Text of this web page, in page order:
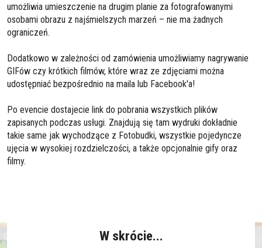
umożliwia umieszczenie na drugim planie za fotografowanymi
osobami obrazu z najśmielszych marzeń – nie ma żadnych
ograniczeń.
Dodatkowo w zależności od zamówienia umożliwiamy nagrywanie
GIFów czy krótkich filmów, które wraz ze zdjęciami można
udostępniać bezpośrednio na maila lub Facebook'a!
Po evencie dostajecie link do pobrania wszystkich plików
zapisanych podczas usługi. Znajdują się tam wydruki dokładnie
takie same jak wychodzące z Fotobudki, wszystkie pojedyncze
ujęcia w wysokiej rozdzielczości, a także opcjonalnie gify oraz
filmy.
W skrócie...